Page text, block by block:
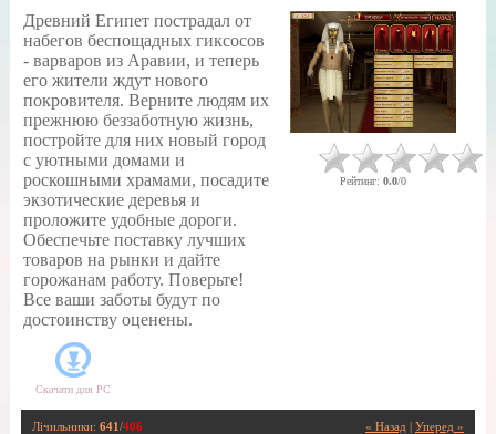
Древний Египет пострадал от
набегов беспощадных гиксосов
- варваров из Аравии, и теперь
его жители ждут нового
покровителя. Верните людям их
прежнюю беззаботную жизнь,
постройте для них новый город
с уютными домами и
роскошными храмами, посадите
экзотические деревья и
проложите удобные дороги.
Обеспечьте поставку лучших
товаров на рынки и дайте
горожанам работу. Поверьте!
Все ваши заботы будут по
достоинству оценены.
Скачати для PC
Рейтинг: 0.0/0
« Назад Уперед »
Лічильники: 641 /406